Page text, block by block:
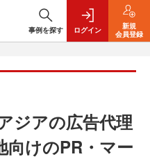
事例を探す ログイン
新規
会員登録
ジアの広告代理
向けのPR・マー